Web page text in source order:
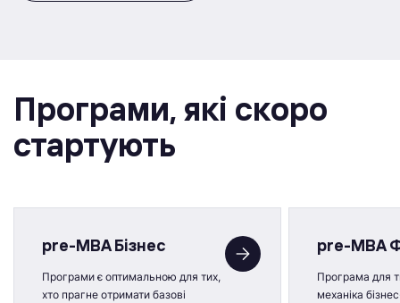
Програми, якi скоро
стартують
pre-MBA Бізнес
Програми є оптимальною для тих,
хто прагне отримати базові
pre-MBA
Програма для
механіка